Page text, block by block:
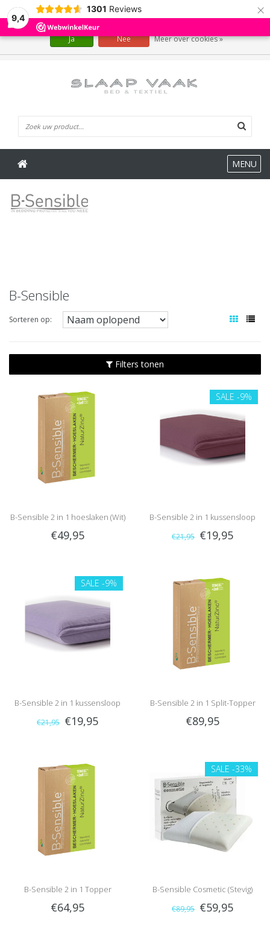
9,4
1301 Reviews ×
MENU
B-Sensible
Sorteren op:
Filters tonen
B-Sensible 2 in 1 hoeslaken (Wit)
€49,95
SALE -9%
B-Sensible 2 in 1 kussensloop
€21,95 €19,95
SALE -9%
B-Sensible 2 in 1 kussensloop
€21,95 €19,95
B-Sensible 2 in 1 Split-Topper
€89,95
B-Sensible 2 in 1 Topper
€64,95
SALE -33%
B-Sensible Cosmetic (Stevig)
€89,95 €59,95
Wij slaan cookies op om onze website te verbeteren. Is dat akkoord?
Ja Nee Meer over cookies »